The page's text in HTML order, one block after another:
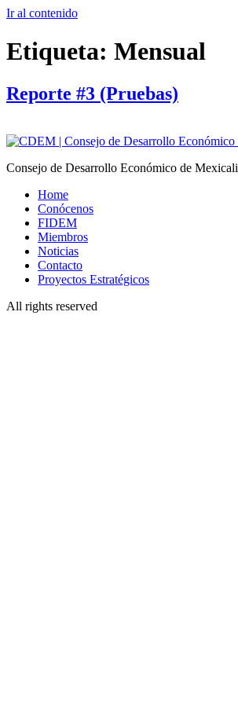
Ir al contenido
Etiqueta: Mensual
Reporte #3 (Pruebas)
Consejo de Desarrollo Económico de Mexicali
Home
Conócenos
FIDEM
Miembros
Noticias
Contacto
Proyectos Estratégicos
All rights reserved